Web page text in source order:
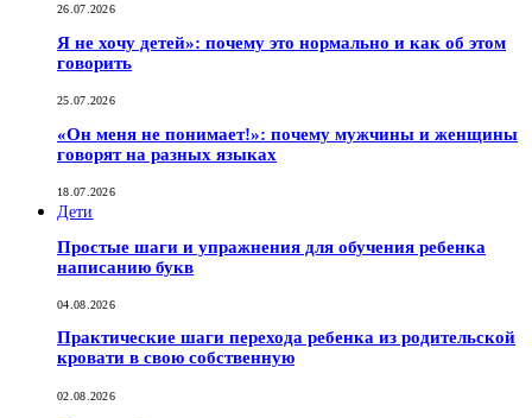
26.07.2026
Я не хочу детей»: почему это нормально и как об этом
говорить
25.07.2026
«Он меня не понимает!»: почему мужчины и женщины
говорят на разных языках
18.07.2026
Дети
Простые шаги и упражнения для обучения ребенка
написанию букв
04.08.2026
Практические шаги перехода ребенка из родительской
кровати в свою собственную
02.08.2026